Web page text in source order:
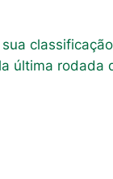
última rodada